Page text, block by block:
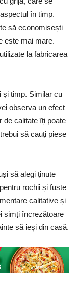
în timp.
să economisești
este mai mare.
la fabricarea
și timp. Similar cu
observa un efect
de calitate îți poate
să cauți piese
să alegi ținute
rochii și fuste
calitative și
simți încrezătoare
să ieși din casă.